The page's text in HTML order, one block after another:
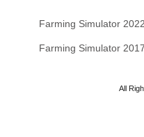
Farming Simulator 2022
Farming Simulator 2017
All